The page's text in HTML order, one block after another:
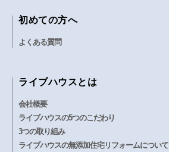
初めての方へ
よくある質問
ライブハウスとは
会社概要
ライブハウスの5つのこだわり
3つの取り組み
ライブハウスの無添加住宅リフォームについて